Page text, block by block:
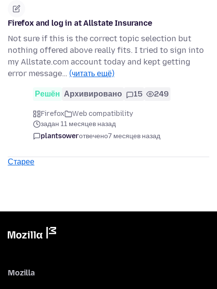
Firefox and log in at Allstate Insurance
Not sure if this is the correct topic selection but
nothing offered above really fits. I tried to sign into
my Allstate.com account today and kept getting
error message… (читать ещё)
Решён Архивировано 15 249
Firefox
Web compatibility
задан 11 месяцев назад
plantsowerотвечено7 месяцев назад
Старее
Mozilla